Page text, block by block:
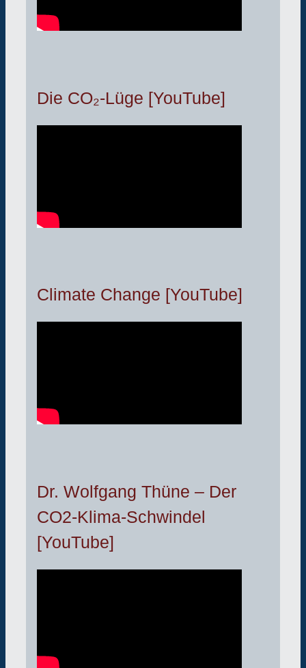
Die CO₂-Lüge [YouTube]
Climate Change [YouTube]
Dr. Wolfgang Thüne – Der
CO2-Klima-Schwindel
[YouTube]